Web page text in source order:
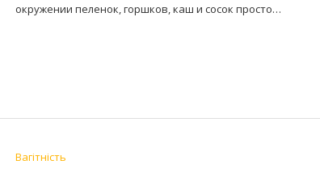
окружении пеленок, горшков, каш и сосок просто…
Вагітність